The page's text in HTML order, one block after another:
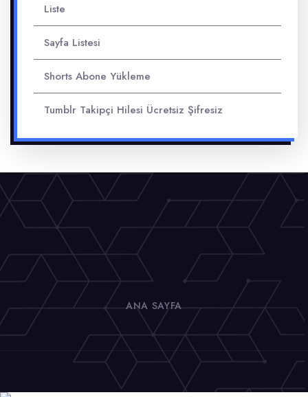
Liste
Sayfa Listesi
Shorts Abone Yükleme
Tumblr Takipçi Hilesi Ücretsiz Şifresiz
ANA SAYFA